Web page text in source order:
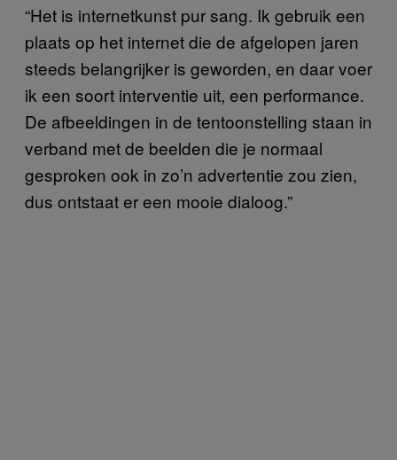
“Het is internetkunst pur sang. Ik gebruik een
plaats op het internet die de afgelopen jaren
steeds belangrijker is geworden, en daar voer
ik een soort interventie uit, een performance.
De afbeeldingen in de tentoonstelling staan in
verband met de beelden die je normaal
gesproken ook in zo’n advertentie zou zien,
dus ontstaat er een mooie dialoog.”